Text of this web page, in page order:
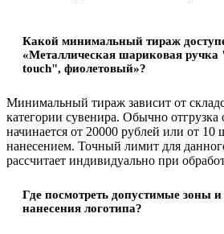
Какой минимальный тираж
«Металлическая шариковая ручка
touch", фиолетовый»?
Минимальный тираж зависит от
категории сувенира. Обычно
начинается от 20000 рублей или от 10
нанесением. Точный лимит для
рассчитает индивидуально при
Где посмотреть допустимые зоны
нанесения логотипа?